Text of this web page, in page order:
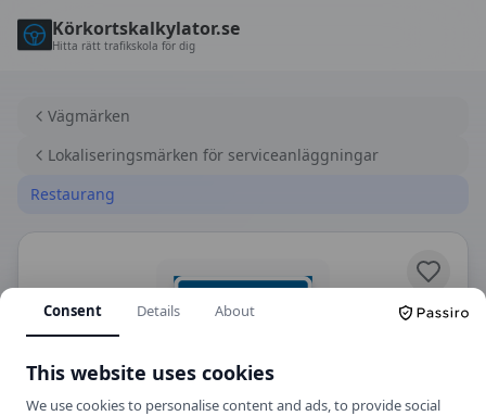
Körkortskalkylator.se
Hitta rätt trafikskola för dig
Vägmärken
Lokaliseringsmärken för serviceanläggningar
Restaurang
Consent Details About
This website uses cookies
We use cookies to personalise content and ads, to provide social